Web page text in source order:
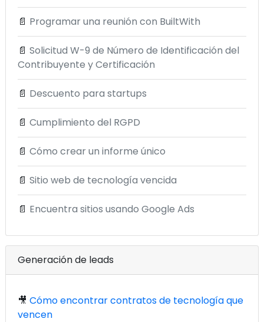
📄 Programar una reunión con BuiltWith
📄 Solicitud W-9 de Número de Identificación del
Contribuyente y Certificación
📄 Descuento para startups
📄 Cumplimiento del RGPD
📄 Cómo crear un informe único
📄 Sitio web de tecnología vencida
📄 Encuentra sitios usando Google Ads
Generación de leads
🎥 Cómo encontrar contratos de tecnología que
vencen